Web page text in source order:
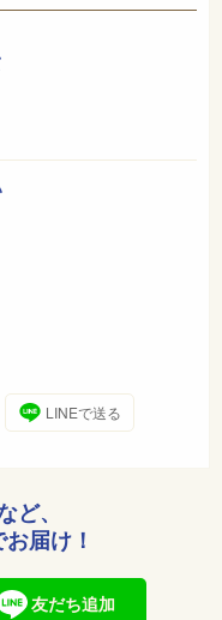
LINEで送る
ど、
届け！
友だち追加